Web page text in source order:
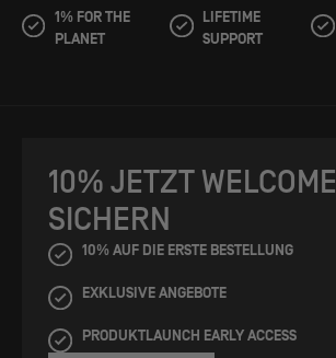
1% FOR THE
PLANET
LIFETIME
SUPPORT
10% JETZT
SICHERN
10% AUF DIE ERSTE BESTELLUNG
EXKLUSIVE ANGEBOTE
PRODUKTLAUNCH EARLY ACCESS